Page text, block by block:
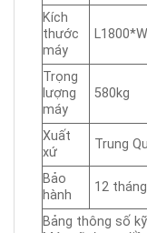
Kích
thước
máy
Trọng
lượng
máy
580kg
Xuất
xứ
Trung
Bảo
hành
12 tháng
Bảng thông số